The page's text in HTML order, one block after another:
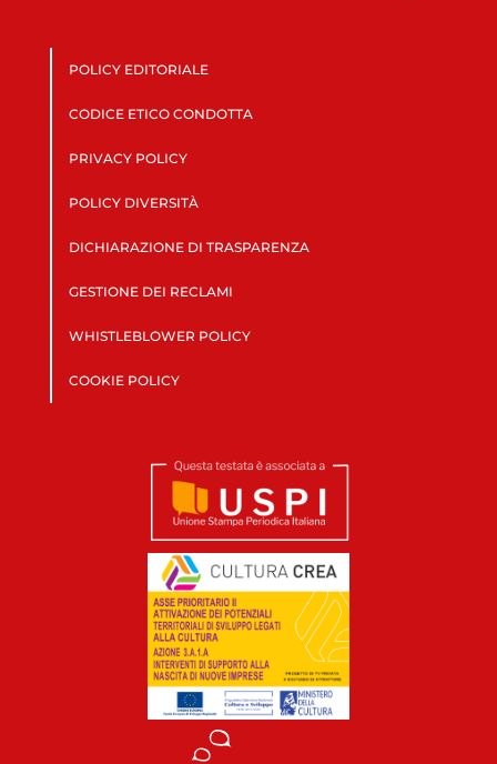
POLICY EDITORIALE
CODICE ETICO CONDOTTA
PRIVACY POLICY
POLICY DIVERSITÀ
DICHIARAZIONE DI TRASPARENZA
GESTIONE DEI RECLAMI
WHISTLEBLOWER POLICY
COOKIE POLICY